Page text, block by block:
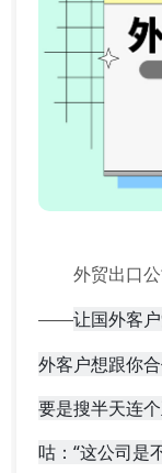
外贸出口
——让国外客
外客户想跟你
要是搜半天连
咕：“这公司是